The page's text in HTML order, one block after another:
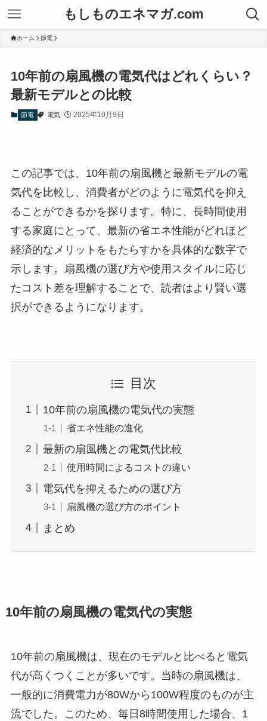
もしものエネマガ.com
ホーム 節電
10年前の扇風機の電気代はどれくらい？
最新モデルとの比較
節電 電気 2025年10月9日
この記事では、10年前の扇風機と最新モデルの電
気代を比較し、消費者がどのように電気代を抑え
ることができるかを探ります。特に、長時間使用
する家庭にとって、最新の省エネ性能がどれほど
経済的なメリットをもたらすかを具体的な数字で
示します。扇風機の選び方や使用スタイルに応じ
たコスト差を理解することで、読者はより賢い選
択ができるようになります。
目次
10年前の扇風機の電気代の実態
省エネ性能の進化
最新の扇風機との電気代比較
使用時間によるコストの違い
電気代を抑えるための選び方
扇風機の選び方のポイント
まとめ
10年前の扇風機の電気代の実態
10年前の扇風機は、現在のモデルと比べると電気
代が高くつくことが多いです。当時の扇風機は、
一般的に消費電力が80Wから100W程度のものが主
流でした。このため、毎日8時間使用した場合、1